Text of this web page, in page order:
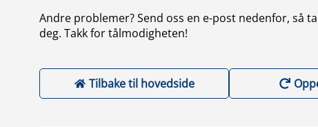
Andre problemer? Send oss en e-post nedenfor, så
deg. Takk for tålmodigheten!
Tilbake til hovedside